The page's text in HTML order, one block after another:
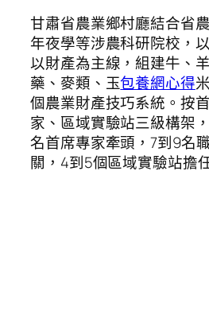
甘肅省農業鄉村廳結合省
年夜學等涉農科研院校，
以財產為主線，組建牛、
藥、麥類、玉包養網心得
個農業財產技巧系統。按
家、區域實驗站三級構架
名首席專家牽頭，7到9名
關，4到5個區域實驗站擔